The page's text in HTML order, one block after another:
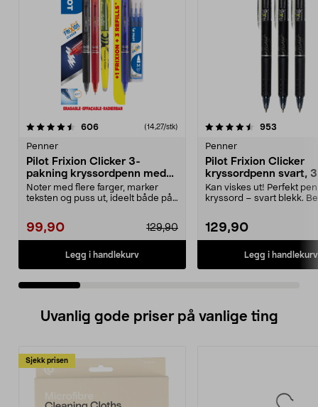
606anmeldelser(14,27/stk)
Penner
Pilot Frixion Clicker 3-
pakning kryssordpenn med
refill og markeringstusj
Noter med flere farger, marker
teksten og puss ut, ideelt både på
99,90 129,90
Legg i handlekurv
4.5 av 5 stjerner 953
Penner
Pilot Frixion Clicker
kryssordpenn svart,
pakning
Kan viskes ut! Perfekt
kryssord – svart blekk.
129,90
Legg i handlekurv
3.5 av 5 stjerner
Uvanlig gode priser på vanlige ting
Sjekk prisen